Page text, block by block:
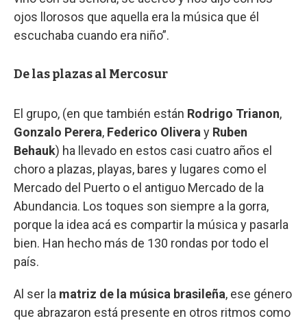
ojos llorosos que aquella era la música que él
escuchaba cuando era niño”.
De las plazas al Mercosur
El grupo, (en que también están Rodrigo Trianon,
Gonzalo Perera, Federico Oliveray Ruben
Behauk) ha llevado en estos casi cuatro años el
choro a plazas, playas, bares y lugares como el
Mercado del Puerto o el antiguo Mercado de la
Abundancia. Los toques son siempre a la gorra,
porque la idea acá es compartir la música y pasarla
bien. Han hecho más de 130 rondas por todo el
país.
Al ser la matriz de la música brasileña, ese género
que abrazaron está presente en otros ritmos como